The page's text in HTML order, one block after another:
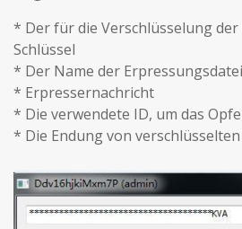
* Der für die Verschlüsselung
Schlüssel
* Der Name der Erpressungsdatei
* Erpressernachricht
* Die verwendete ID, um das
* Die Endung von